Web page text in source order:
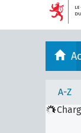
A-Z